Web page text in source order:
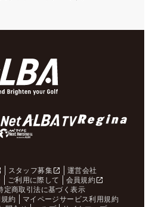
スタッフ募集
運営会社
ご利用に際して
会員規約
定商取引法に基づく表示
約
マイページサービス利用規約